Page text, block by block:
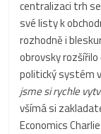
centralizaci trh
své listy k
rozhodně i
obrovsky
politický systém
jsme si rychle
všímá si
Economics